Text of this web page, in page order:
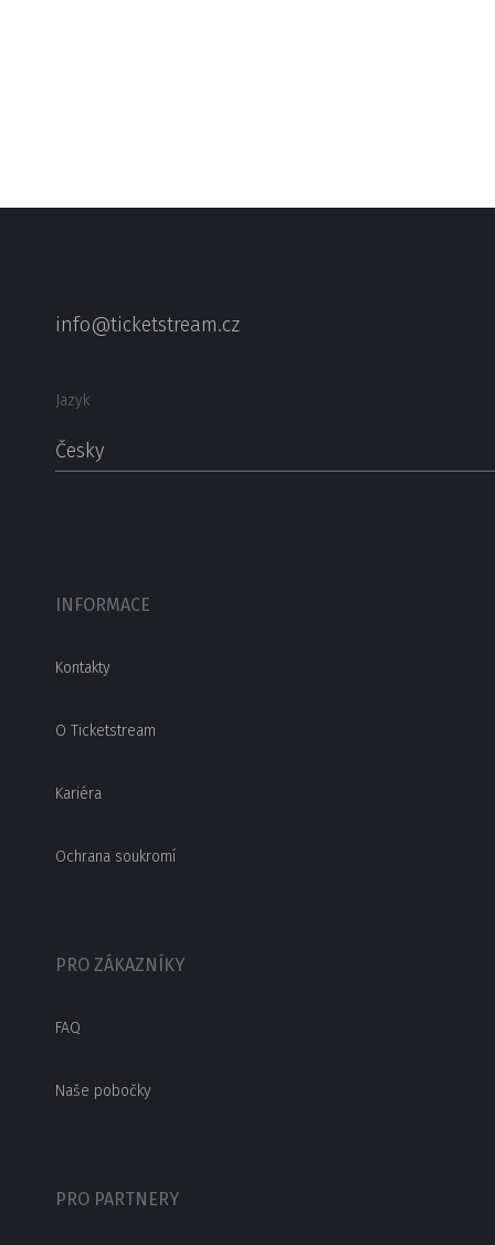
info@ticketstream.cz
Jazyk
Česky
INFORMACE
Kontakty
O Ticketstream
Kariéra
Ochrana soukromí
PRO ZÁKAZNÍKY
FAQ
Naše pobočky
PRO PARTNERY